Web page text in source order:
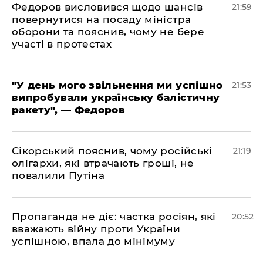
​Федоров висловився щодо шансів
повернутися на посаду міністра
оборони та пояснив, чому не бере
участі в протестах
21:59
​"У день мого звільнення ми успішно
випробували українську балістичну
ракету", — Федоров
21:53
​Сікорський пояснив, чому російські
олігархи, які втрачають гроші, не
повалили Путіна
21:19
​Пропаганда не діє: частка росіян, які
вважають війну проти України
успішною, впала до мінімуму
20:52